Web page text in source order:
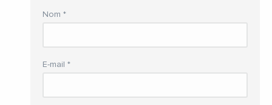
Nom *
E-mail *